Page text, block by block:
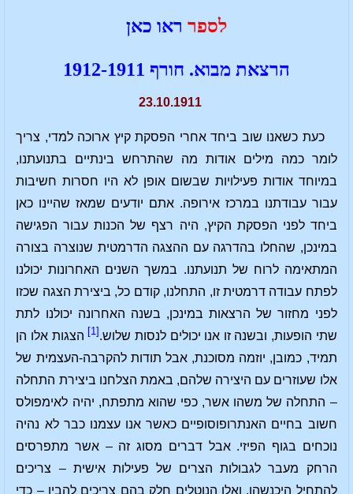
לספר ראו כאן
הרצאת מבוא. חורף 1912-1911
23.10.1911
כעת כשאנו שוב ביחד אחרי הפסקת קיץ ארוכה למדי, צריך
לומר כמה מילים אודות מה שהתרחש בינתיים בתנועתנו,
במיוחד אודות פעילויות שבשום אופן לא היו חסרות חשיבות
עבור עבודתנו במרכז אירופה. אתם יודעים שמאז שהיינו כאן
ביחד לפני הפסקת הקיץ, היה רצף של הכנות עבור הפגישה
במינכן, שהחלו בהדרגה עם ההצגה הדרמטית שנוצרה בצורה
המתאימה לרוח של תנועתנו. במשך השנים האחרונות יכולנו
לפתח עבודה דרמטית זו, התחלנו, קודם כל, ביצירת הצגה שכזו
לפני מחזור של הרצאות במינכן, בשנה האחרונה יכולנו לתת
שתי הופעות, ובשנה זו אנו יכולים לנסות שלוש. [1]
הצגות אלו הן
תמיד, כמובן, יוזמה מסוכנת, אבל תודות להקרבה-העצמית של
אלו שעוזרים עם היצירה שלהם, באמת הצלחנו ביצירת התחלה
– התחלה של משהו אשר, כפי שהוא מתפתח, יהיה לאימפולס
חשוב בחיים האנתרופוסופיים כאשר אנו עצמנו כבר לא נהיה
נוכחים בגוף הפיזי. אבל דברים מסוג זה – אשר מתפרסים
הרחק מעבר לגבולות הצרים של פעילות אישית – צריכים
להתחיל היכנשהו, ואלו הנוטלים חלק בהם צריכים להבין – כדי